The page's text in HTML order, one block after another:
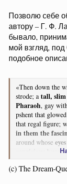
Позволю себе
автору – Г. Ф.
бывало,
мой взгляд,
подобное
«Then down the
strode; a tall,
Pharaoh, gay
pshent that
that regal figure;
in them the
around whose
capricious
(c) The Dream-